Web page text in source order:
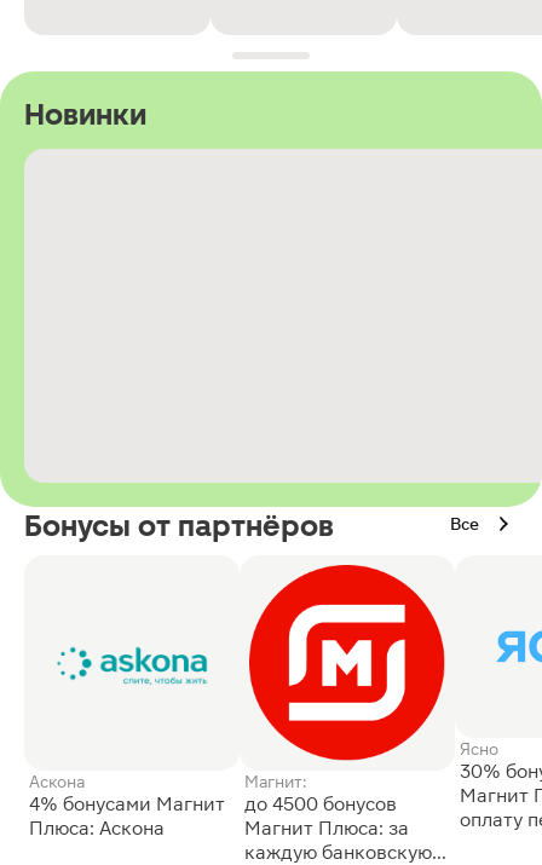
Новинки
Бонусы от партнёров Все
Аскона
4% бонусами Магнит
Плюса: Аскона
Магнит:
до 4500 бонусов
Магнит Плюса: за
каждую банковскую
Ясно
30%
Магнит
оплату